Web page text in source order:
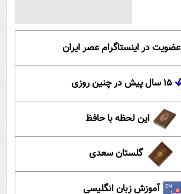
عضویت در اینستاگرام عصر ایران
۱۵ سال پیش در چنین روزی
این لحظه با حافظ
گلستان سعدی
آموزش زبان انگلیسی